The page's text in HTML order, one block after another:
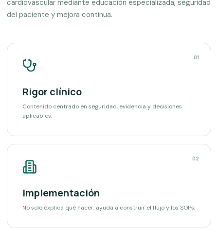
cardiovascular mediante educación especializada, seguridad
del paciente y mejora continua.
01
Rigor clínico
Contenido centrado en seguridad, evidencia y decisiones
aplicables.
02
Implementación
No solo explica qué hacer: ayuda a construir el flujo y los SOPs.